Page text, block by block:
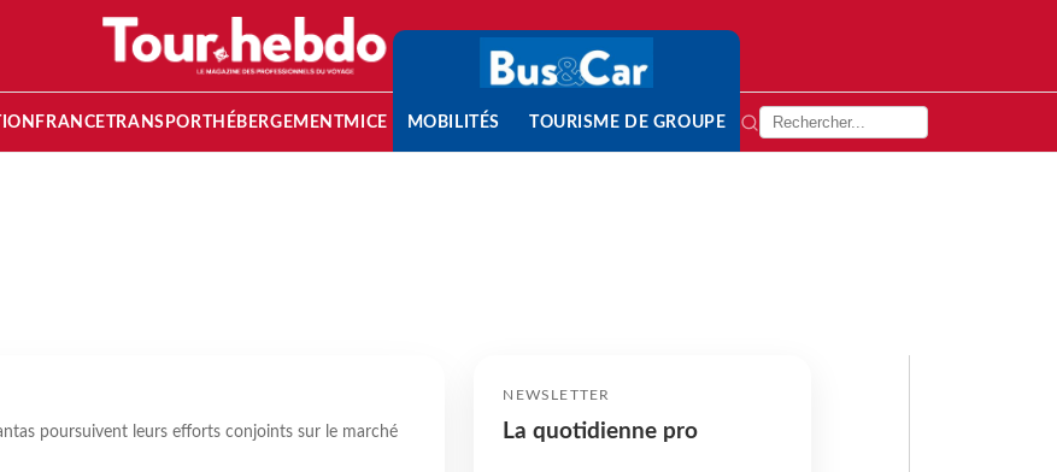
FRANCETRANSPORT HÉBERGEMENTMICE MOBILITÉS TOURISME DE GROUPE
poursuivent leurs efforts conjoints sur le marché
NEWSLETTER
La quotidienne pro